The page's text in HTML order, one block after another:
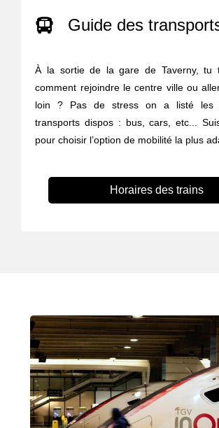
Guide des
À la sortie de la gare de Taverny, tu
comment rejoindre le centre ville ou
loin ? Pas de stress on a listé les
transports dispos : bus, cars, etc...
pour choisir l’option de mobilité la plus
Horaires des trains